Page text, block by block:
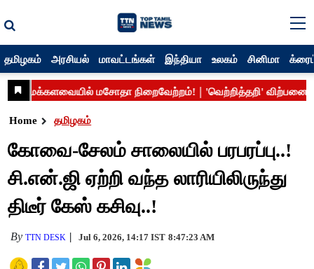
தமிழகம் அரசியல் மாவட்டங்கள் இந்தியா உலகம் சினிமா
Home தமிழகம்
கோவை-சேலம் சாலையில் பரபரப்பு..!
சி.என்.ஜி ஏற்றி வந்த லாரியிலிருந்து
திடீர் கேஸ் கசிவு..!
ByTTN DESK Jul 6, 2026, 14:17 IST 8:47:23 AM